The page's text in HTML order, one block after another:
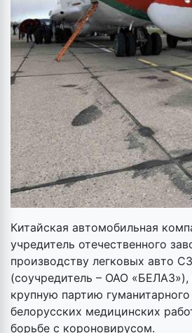
Китайская автомобильная
учредитель отечественного
производству легковых авто
(соучредитель – ОАО
крупную партию гуманитарного
белорусских медицинских
борьбе с короновирусом.